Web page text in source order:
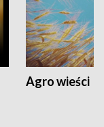
Agro wieści